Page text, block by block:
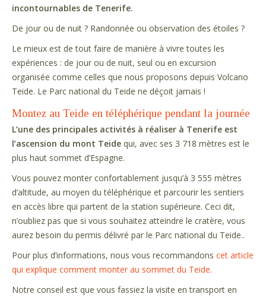
incontournables de Tenerife.
De jour ou de nuit ? Randonnée ou observation des étoiles ?
Le mieux est de tout faire de manière à vivre toutes les
expériences : de jour ou de nuit, seul ou en excursion
organisée comme celles que nous proposons depuis Volcano
Teide. Le Parc national du Teide ne déçoit jamais !
Montez au Teide en téléphérique pendant la journée
L’une des principales activités à réaliser à Tenerife est
l’ascension du mont Teide qui, avec ses 3 718 mètres est le
plus haut sommet d’Espagne.
Vous pouvez monter confortablement jusqu’à 3 555 mètres
d’altitude, au moyen du téléphérique et parcourir les sentiers
en accès libre qui partent de la station supérieure. Ceci dit,
n’oubliez pas que si vous souhaitez atteindre le cratère, vous
aurez besoin du permis délivré par le Parc national du Teide..
Pour plus d’informations, nous vous recommandons cet article
qui explique comment monter au sommet du Teide.
Notre conseil est que vous fassiez la visite en transport en